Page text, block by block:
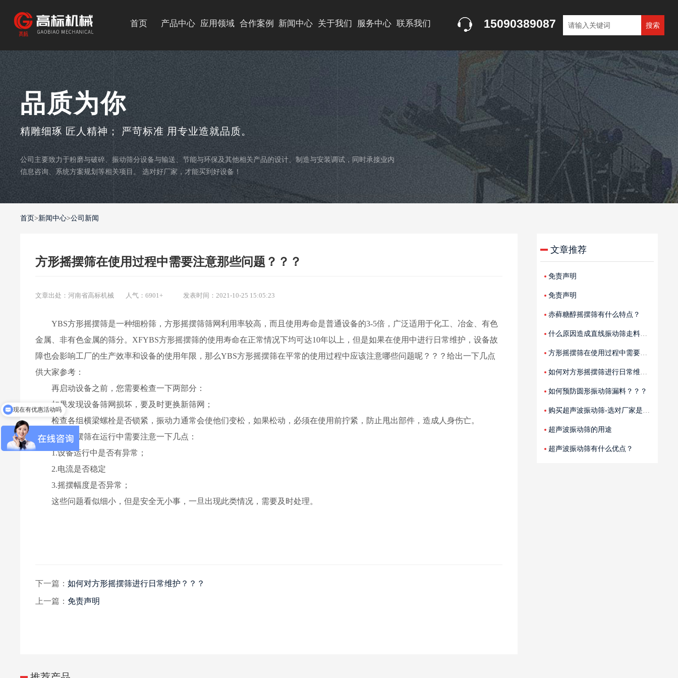
首页 产品中心
筛分设备
提升设备
输送设备
其他设备
应用领域 合作案例 新闻中心
公司新闻
行业新闻
技术解答
视频中心
关于我们
公司简介
资质荣誉
公司实力
服务中心 联系我们 15090389087
品质为你
精雕细琢 匠人精神； 严苛标准 用专业造就品质。
公司主要致力于粉磨与破碎、振动筛分设备与输送、节能与环保及其他相关产品的设计、制造与安装调试，同时承接业内
信息咨询、系统方案规划等相关项目。 选对好厂家，才能买到好设备！
首页>新闻中心>公司新闻
方形摇摆筛在使用过程中需要注意那些问题？？？
文章出处：河南省高标机械 人气：6901+ 发表时间：2021-10-25 15:05:23
YBS方形摇摆筛是一种细粉筛，方形摇摆筛筛网利用率较高，而且使用寿命是普通设备的3-5倍，广泛适用于化工、冶金、有色
金属、非有色金属的筛分。XFYBS方形摇摆筛的使用寿命在正常情况下均可达10年以上，但是如果在使用中进行日常维护，设备故
障也会影响工厂的生产效率和设备的使用年限，那么YBS方形摇摆筛在平常的使用过程中应该注意哪些问题呢？？？给出一下几点
供大家参考：
再启动设备之前，您需要检查一下两部分：
如果发现设备筛网损坏，要及时更换新筛网；
检查各组横梁螺栓是否锁紧，振动力通常会使他们变松，如果松动，必须在使用前拧紧，防止甩出部件，造成人身伤亡。
方形摇摆筛在运行中需要注意一下几点：
1.设备运行中是否有异常；
2.电流是否稳定
3.摇摆幅度是否异常；
这些问题看似细小，但是安全无小事，一旦出现此类情况，需要及时处理。
下一篇： 如何对方形摇摆筛进行日常维护？？？
上一篇： 免责声明
文章推荐
免责声明
免责声明
赤藓糖醇摇摆筛有什么特点？
什么原因造成直线振动筛走料不均匀
方形摇摆筛在使用过程中需要注意那
如何对方形摇摆筛进行日常维护？？
如何预防圆形振动筛漏料？？？
购买超声波振动筛-选对厂家是关键
超声波振动筛的用途
超声波振动筛有什么优点？
圆形振动筛的用途